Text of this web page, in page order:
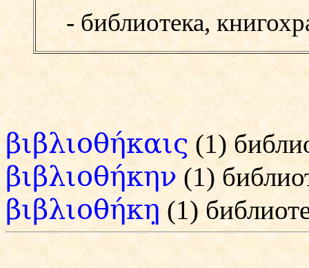
- библиотека,
βιβλιοθήκαις (1)
βιβλιοθήκην (1)
βιβλιοθήκη̣ (1)